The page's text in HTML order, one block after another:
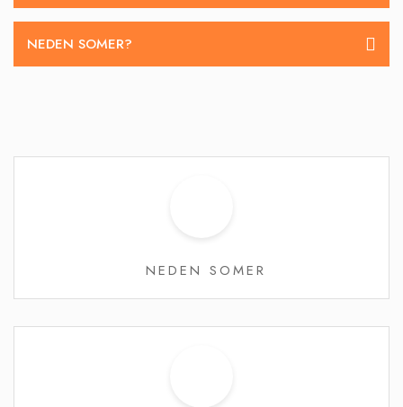
NEDEN SOMER?
NEDEN SOMER